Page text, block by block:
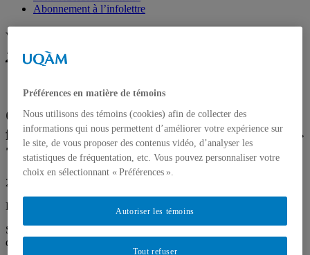
Abonnement à l’infolettre
Volume :
2020
Quel calcul les compagnies aériennes
font-elles pour contrôler le « surbooking »
?
24 février 2020
Par
Jean-Marie De Koninck
Supposons que vous lanciez un dé 5 fois. Quelle est la probabilité
que la face apparaisse exactement deux fois? C’est…
Préférences en matière de témoins
Nous utilisons des témoins (cookies) afin de collecter des
informations qui nous permettent d’améliorer votre expérience sur
le site, de vous proposer des contenus vidéo, d’analyser les
statistiques de fréquentation, etc. Vous pouvez personnaliser votre
choix en sélectionnant « Préférences ».
Tout refuser
Autoriser les témoins